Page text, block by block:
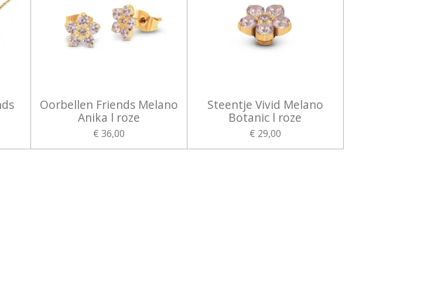
Oorbellen Friends Melano
Anika l roze
€ 36,00
Steentje Vivid Melano
Botanic l roze
€ 29,00